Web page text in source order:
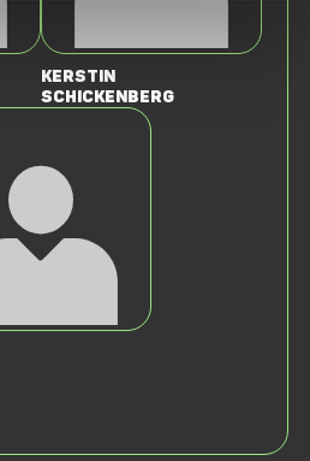
Kerstin
Schickenberg